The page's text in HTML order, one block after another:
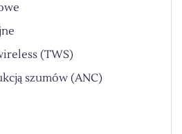
(TWS)
szumów (ANC)